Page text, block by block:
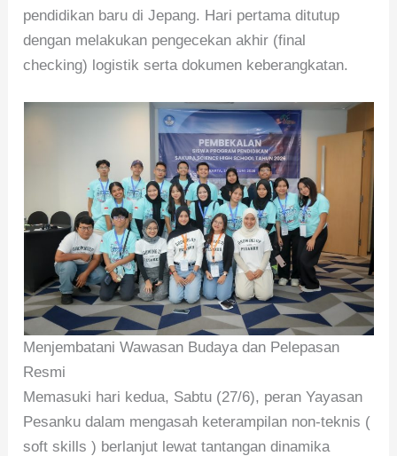
pendidikan baru di Jepang. Hari pertama ditutup
dengan melakukan pengecekan akhir (final
checking) logistik serta dokumen keberangkatan.
Menjembatani Wawasan Budaya dan Pelepasan
Resmi
Memasuki hari kedua, Sabtu (27/6), peran Yayasan
Pesanku dalam mengasah keterampilan non-teknis (
soft skills ) berlanjut lewat tantangan dinamika